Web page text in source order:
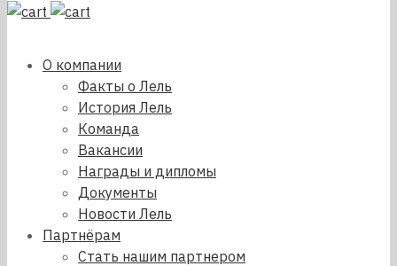
О компании
Факты о Лель
История Лель
Команда
Вакансии
Награды и дипломы
Документы
Новости Лель
Партнёрам
Стать нашим партнером